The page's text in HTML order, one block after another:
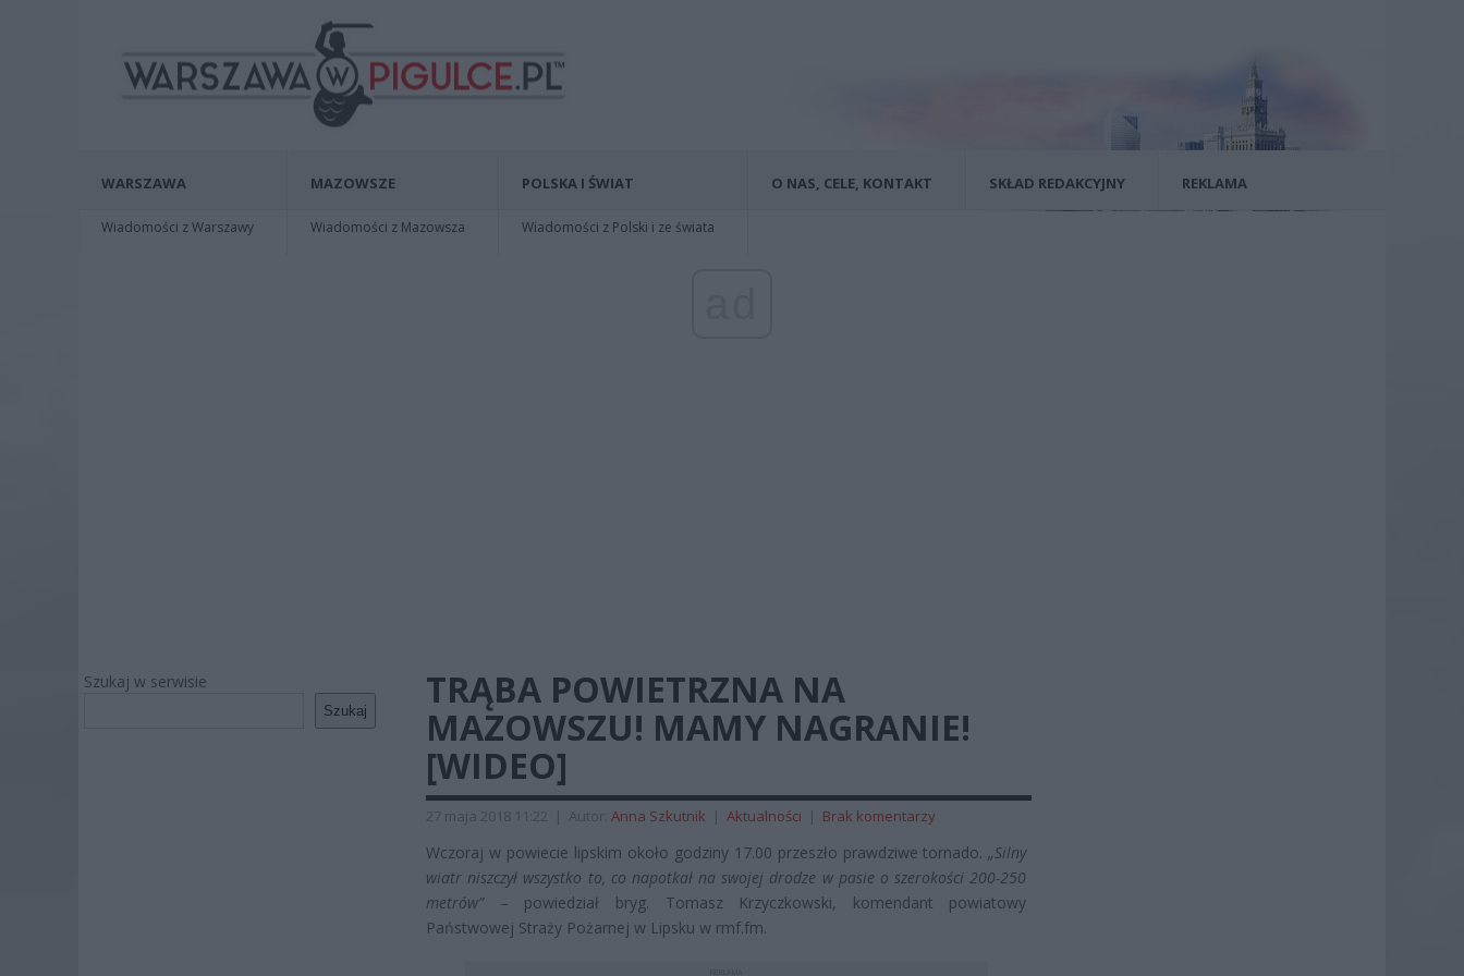
WARSZAWA
Wiadomości z Warszawy
MAZOWSZE
Wiadomości z Mazowsza
POLSKA I ŚWIAT
Wiadomości z Polski i ze świata
O NAS, CELE, KONTAKT SKŁAD REDAKCYJNY REKLAMA
Szukaj w serwisie
Szukaj
TRĄBA POWIETRZNA NA
MAZOWSZU! MAMY NAGRANIE!
[WIDEO]
27 maja 2018 11:22 | Autor: Anna Szkutnik | Aktualności | Brak komentarzy
Wczoraj w powiecie lipskim około godziny 17.00 przeszło prawdziwe tornado.„Silny
wiatr niszczył wszystko to, co napotkał na swojej drodze w pasie o szerokości 200-250
metrów”– powiedział bryg. Tomasz Krzyczkowski, komendant powiatowy
Państwowej Straży Pożarnej w Lipsku w rmf.fm.